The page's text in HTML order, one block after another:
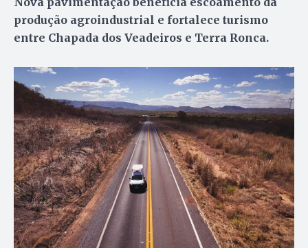
produção agroindustrial e fortalece turismo
entre Chapada dos Veadeiros e Terra Ronca.